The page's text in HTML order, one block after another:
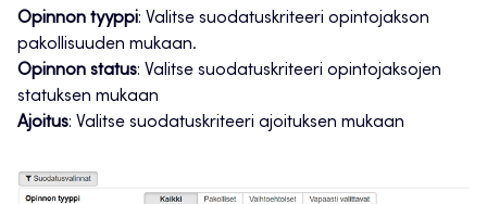
Opinnon tyyppi: Valitse suodatuskriteeri opintojakson
pakollisuuden mukaan.
Opinnon status: Valitse suodatuskriteeri opintojaksojen
statuksen mukaan
Ajoitus: Valitse suodatuskriteeri ajoituksen mukaan